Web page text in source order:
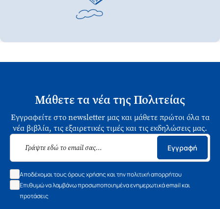
Μάθετε τα νέα της Πολιτείας
Εγγραφείτε στο newsletter μας και μάθετε πρώτοι όλα τα
νέα βιβλία, τις εξαιρετικές τιμές και τις εκδηλώσεις μας.
Εγγραφή
Αποδέχομαι τους όρους χρήσης και την πολιτική απορρήτου
Επιθυμώ να λαμβάνω προσωποποιημένα ενημερωτικά email και
προτάσεις